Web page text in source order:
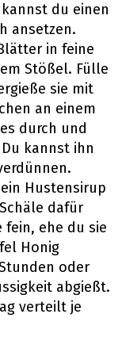
du einen
ansetzen.
in feine
Stößel. Fülle
sie mit
an einem
durch und
kannst ihn
Hustensirup
dafür
fein, ehe du sie
Honig
oder
abgießt.
verteilt je